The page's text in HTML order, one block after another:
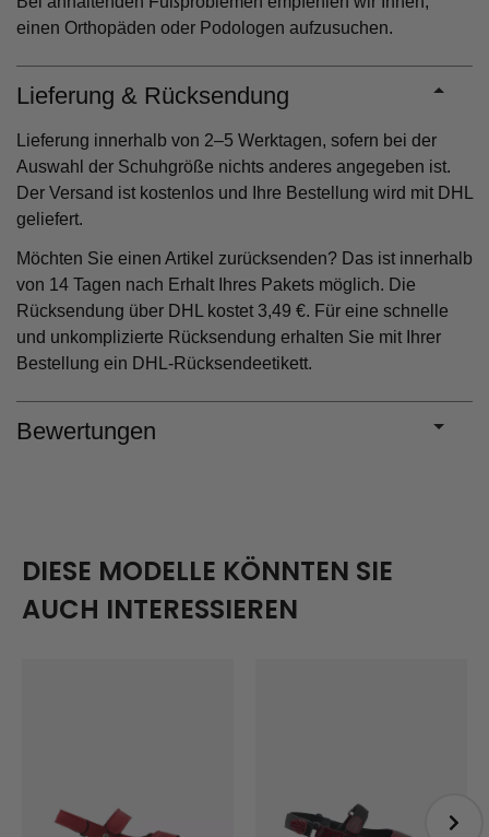
einen Orthopäden oder Podologen aufzusuchen.
Lieferung & Rücksendung
Lieferung innerhalb von 2–5 Werktagen, sofern bei der
Auswahl der Schuhgröße nichts anderes angegeben ist.
Der Versand ist kostenlos und Ihre Bestellung wird mit DHL
geliefert.
Möchten Sie einen Artikel zurücksenden? Das ist innerhalb
von 14 Tagen nach Erhalt Ihres Pakets möglich. Die
Rücksendung über DHL kostet 3,49 €. Für eine schnelle
und unkomplizierte Rücksendung erhalten Sie mit Ihrer
Bestellung ein DHL-Rücksendeetikett.
Bewertungen
DIESE MODELLE KÖNNTEN SIE
AUCH INTERESSIEREN